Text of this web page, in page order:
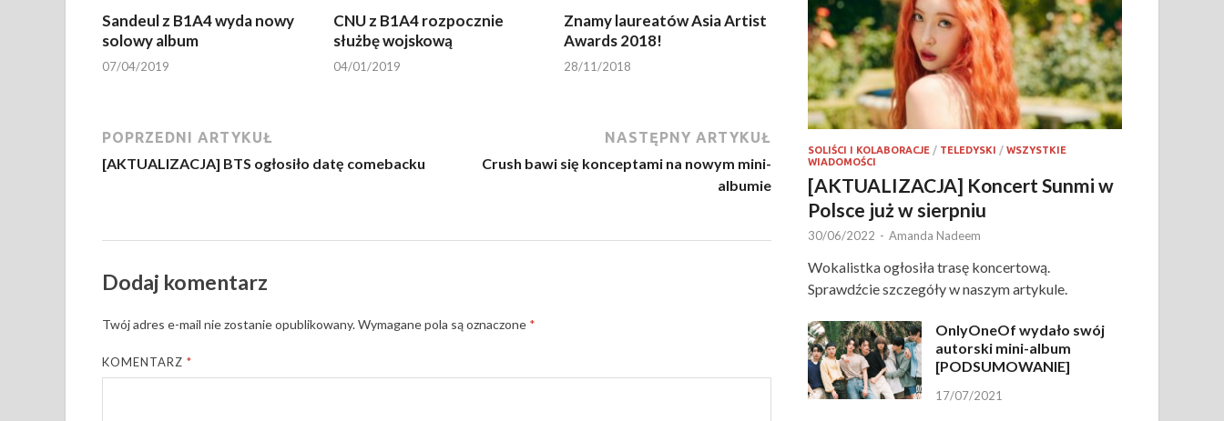
Sandeul z B1A4 wyda nowy
solowy album
07/04/2019
CNU z B1A4 rozpocznie
służbę wojskową
04/01/2019
Znamy laureatów Asia Artist
Awards 2018!
28/11/2018
POPRZEDNI ARTYKUŁ
[AKTUALIZACJA] BTS ogłosiło datę comebacku
NASTĘPNY ARTYKUŁ
Crush bawi się konceptami na nowym mini-
albumie
Dodaj komentarz
Twój adres e-mail nie zostanie opublikowany.Wymagane pola są oznaczone *
KOMENTARZ*
SOLIŚCI I KOLABORACJE / TELEDYSKI /WSZYSTKIE
WIADOMOŚCI
[AKTUALIZACJA] Koncert Sunmi w
Polsce już w sierpniu
30/06/2022 - Amanda Nadeem
Wokalistka ogłosiła trasę koncertową.
Sprawdźcie szczegóły w naszym artykule.
OnlyOneOf wydało swój
autorski mini-album
[PODSUMOWANIE]
17/07/2021